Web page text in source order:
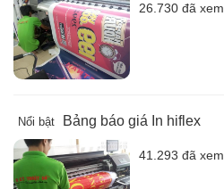
26.730 đã xem
Nổi bật Bảng báo giá In hiflex
41.293 đã xem